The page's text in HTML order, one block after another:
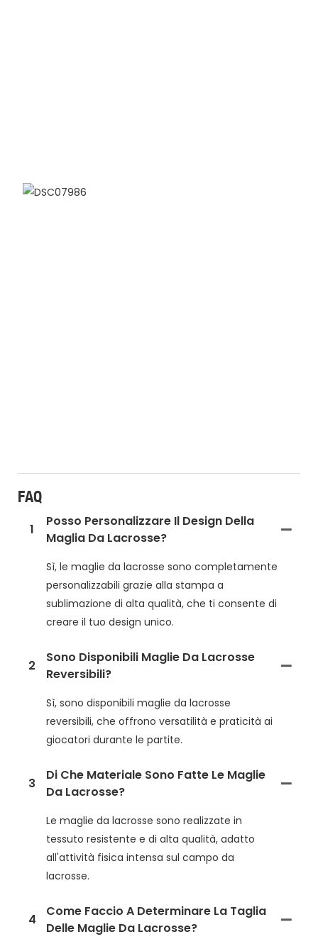
FAQ
1
Posso Personalizzare Il Design Della
Maglia Da Lacrosse?
Sì, le maglie da lacrosse sono completamente
personalizzabili grazie alla stampa a
sublimazione di alta qualità, che ti consente di
creare il tuo design unico.
2
Sono Disponibili Maglie Da Lacrosse
Reversibili?
Sì, sono disponibili maglie da lacrosse
reversibili, che offrono versatilità e praticità ai
giocatori durante le partite.
3
Di Che Materiale Sono Fatte Le Maglie
Da Lacrosse?
Le maglie da lacrosse sono realizzate in
tessuto resistente e di alta qualità, adatto
all'attività fisica intensa sul campo da
lacrosse.
4
Come Faccio A Determinare La Taglia
Delle Maglie Da Lacrosse?